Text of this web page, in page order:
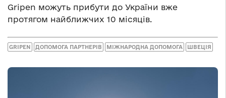
Gripen можуть прибути до України вже
протягом найближчих 10 місяців.
GRIPEN ДОПОМОГА ПАРТНЕРІВ МІЖНАРОДНА ДОПОМОГА ШВЕЦІЯ